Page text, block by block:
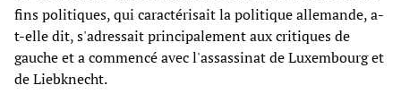
fins politiques, qui caractérisait la politique allemande, a-
t-elle dit, s'adressait principalement aux critiques de
gauche et a commencé avec l'assassinat de Luxembourg et
de Liebknecht.